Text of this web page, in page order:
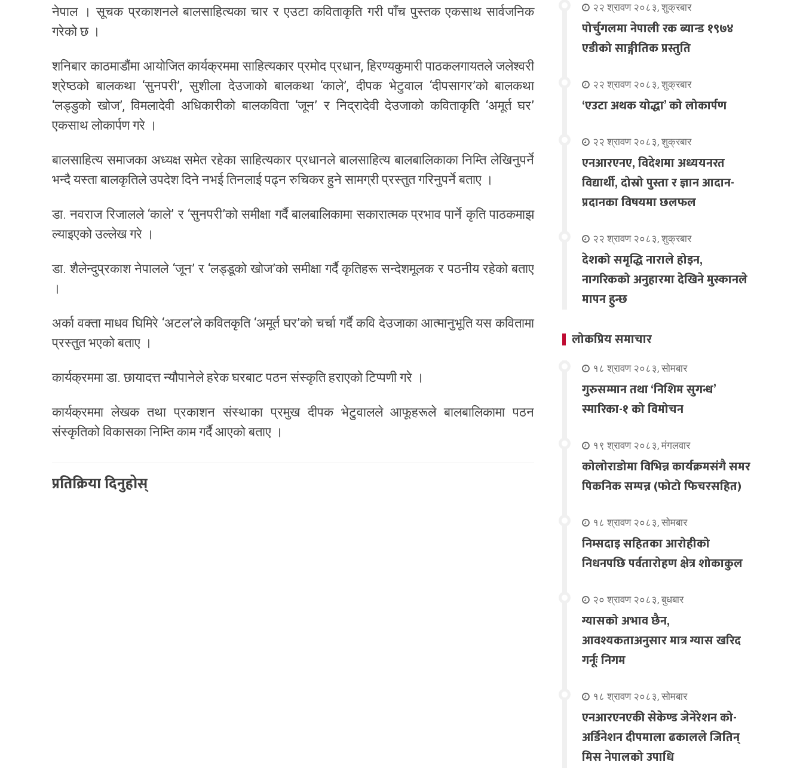
नेपाल । सूचक प्रकाशनले बालसाहित्यका चार र एउटा कविताकृति गरी पाँच पुस्तक एकसाथ सार्वजनिक
गरेको छ ।
शनिबार काठमाडौंमा आयोजित कार्यक्रममा साहित्यकार प्रमोद प्रधान, हिरण्यकुमारी पाठकलगायतले जलेश्वरी
श्रेष्ठको बालकथा ‘सुनपरी’, सुशीला देउजाको बालकथा ‘काले’, दीपक भेटुवाल ‘दीपसागर’को बालकथा
‘लड्डुको खोज’, विमलादेवी अधिकारीको बालकविता ‘जून’ र निद्रादेवी देउजाको कविताकृति ‘अमूर्त घर’
एकसाथ लोकार्पण गरे ।
बालसाहित्य समाजका अध्यक्ष समेत रहेका साहित्यकार प्रधानले बालसाहित्य बालबालिकाका निम्ति लेखिनुपर्ने
भन्दै यस्ता बालकृतिले उपदेश दिने नभई तिनलाई पढ्न रुचिकर हुने सामग्री प्रस्तुत गरिनुपर्ने बताए ।
डा. नवराज रिजालले ‘काले’ र ‘सुनपरी’को समीक्षा गर्दै बालबालिकामा सकारात्मक प्रभाव पार्ने कृति पाठकमाझ
ल्याइएको उल्लेख गरे ।
डा. शैलेन्दुप्रकाश नेपालले ‘जून’ र ‘लड्डूको खोज’को समीक्षा गर्दै कृतिहरू सन्देशमूलक र पठनीय रहेको बताए
।
अर्का वक्ता माधव घिमिरे ‘अटल’ले कवितकृति ‘अमूर्त घर’को चर्चा गर्दै कवि देउजाका आत्मानुभूति यस कवितामा
प्रस्तुत भएको बताए ।
कार्यक्रममा डा. छायादत्त न्यौपानेले हरेक घरबाट पठन संस्कृति हराएको टिप्पणी गरे ।
कार्यक्रममा लेखक तथा प्रकाशन संस्थाका प्रमुख दीपक भेटुवालले आफूहरूले बालबालिकामा पठन
संस्कृतिको विकासका निम्ति काम गर्दै आएको बताए ।
प्रतिक्रिया दिनुहोस्
२२ श्रावण २०८३, शुक्रबार
पोर्चुगलमा नेपाली रक ब्यान्ड १९७४
एडीको साङ्गीतिक प्रस्तुति
२२ श्रावण २०८३, शुक्रबार
‘एउटा अथक योद्धा’ को लोकार्पण
२२ श्रावण २०८३, शुक्रबार
एनआरएनए, विदेशमा अध्ययनरत
विद्यार्थी, दोस्रो पुस्ता र ज्ञान आदान-
प्रदानका विषयमा छलफल
२२ श्रावण २०८३, शुक्रबार
देशको समृद्धि नाराले होइन,
नागरिकको अनुहारमा देखिने मुस्कानले
मापन हुन्छ
लोकप्रिय समाचार
१८ श्रावण २०८३, सोमबार
गुरुसम्मान तथा ‘निशिम सुगन्ध’
स्मारिका-१ को विमोचन
१९ श्रावण २०८३, मंगलवार
कोलोराडोमा विभिन्न कार्यक्रमसंगै समर
पिकनिक सम्पन्न (फोटो फिचरसहित)
१८ श्रावण २०८३, सोमबार
निम्सदाइ सहितका आरोहीको
निधनपछि पर्वतारोहण क्षेत्र शोकाकुल
२० श्रावण २०८३, बुधबार
ग्यासको अभाव छैन,
आवश्यकताअनुसार मात्र ग्यास खरिद
गर्नूः निगम
१८ श्रावण २०८३, सोमबार
एनआरएनएकी सेकेण्ड जेनेरेशन को-
अर्डिनेशन दीपमाला ढकालले जितिन्
मिस नेपालको उपाधि